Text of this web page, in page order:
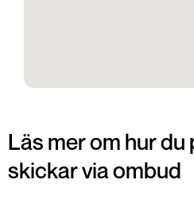
Läs mer om hur
skickar via ombud